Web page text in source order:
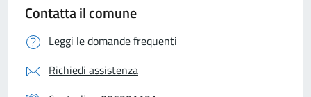
Contatta il comune
Leggi le domande frequenti
Richiedi assistenza